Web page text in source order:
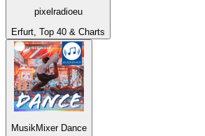
pixelradioeu
Erfurt, Top 40 & Charts
MusikMixer Dance